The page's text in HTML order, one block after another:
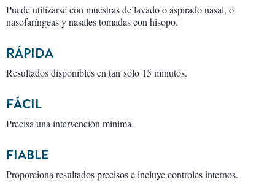
Puede utilizarse con muestras de lavado o aspirado nasal, o
nasofaríngeas y nasales tomadas con hisopo.
RÁPIDA
Resultados disponibles en tan solo 15 minutos.
FÁCIL
Precisa una intervención mínima.
FIABLE
Proporciona resultados precisos e incluye controles internos.